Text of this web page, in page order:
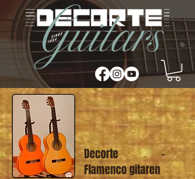
Decorte -
Flamenco gitaren